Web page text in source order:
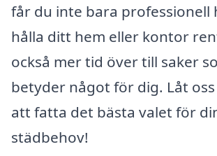
får du inte bara professionell
hålla ditt hem eller kontor
också mer tid över till saker
betyder något för dig. Låt
att fatta det bästa valet för
städbehov!